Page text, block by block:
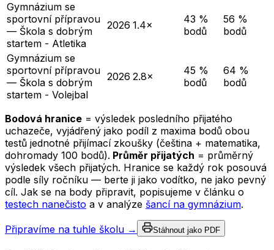
Gymnázium se
sportovní přípravou
— Škola s dobrým
startem - Atletika
2026 1.4×
43 %
bodů
56 %
bodů
Gymnázium se
sportovní přípravou
— Škola s dobrým
startem - Volejbal
2026 2.8×
45 %
bodů
64 %
bodů
Bodová hranice = výsledek posledního přijatého
uchazeče, vyjádřený jako podíl z maxima bodů obou
testů jednotné přijímací zkoušky (čeština + matematika,
dohromady 100 bodů). Průměr přijatých = průměrný
výsledek všech přijatých. Hranice se každý rok posouvá
podle síly ročníku — berte ji jako vodítko, ne jako pevný
cíl. Jak se na body připravit, popisujeme v článku o
testech nanečisto a v analýze šancí na gymnázium.
Připravíme na tuhle školu → Stáhnout jako PDF